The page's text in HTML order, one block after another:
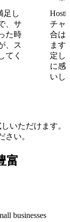
足し
、サ
た時
、ス
てく
チャ
合は
ます
定し
に感
いし
いただけます。
さい。
富
businesses